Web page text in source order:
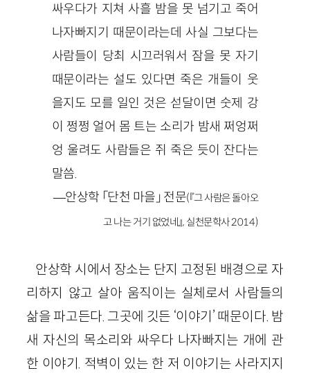
싸우다가 지쳐 사흘 밤을 못 넘기고 죽어
나자빠지기 때문이라는데 사실 그보다는
사람들이 당최 시끄러워서 잠을 못 자기
때문이라는 설도 있다면 죽은 개들이 웃
을지도 모를 일인 것은 섣달이면 숫제 강
이 쩡쩡 얼어 몸 트는 소리가 밤새 쩌엉쩌
엉 울려도 사람들은 쥐 죽은 듯이 잔다는
말씀.
—안상학 「단천 마을」 전문(『그 사람은 돌아오
고 나는 거기 없었네』, 실천문학사 2014)
안상학 시에서 장소는 단지 고정된 배경으로 자
리하지 않고 살아 움직이는 실체로서 사람들의
삶을 파고든다. 그곳에 깃든 ‘이야기’ 때문이다. 밤
새 자신의 목소리와 싸우다 나자빠지는 개에 관
한 이야기. 적벽이 있는 한 저 이야기는 사라지지